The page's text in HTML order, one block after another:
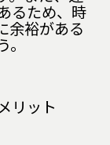
るため、時
余裕がある
リット